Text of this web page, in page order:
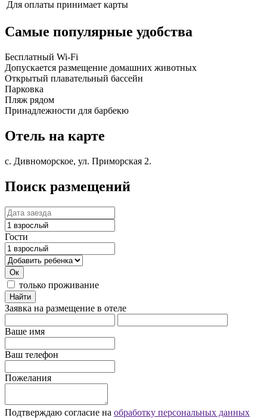
Для оплаты принимает карты
Самые популярные удобства
Бесплатный Wi-Fi
Допускается размещение домашних животных
Открытый плавательный бассейн
Парковка
Пляж рядом
Принадлежности для барбекю
Отель на карте
с. Дивноморское, ул. Приморская 2.
Поиск размещений
Гости
Ок
только проживание
Найти
Заявка на размещение в отеле
Ваше имя
Ваш телефон
Пожелания
Подтверждаю согласие на обработку персональных данных